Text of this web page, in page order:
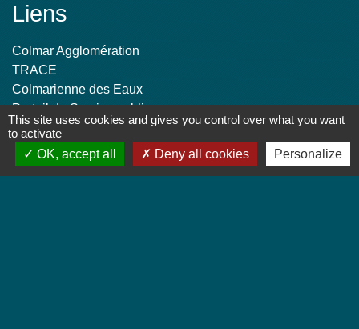
Liens
Colmar Agglomération
TRACE
Colmarienne des Eaux
Portail du Service public
Cadastre
Ville Marraine 1er RCP
This site uses cookies and gives you control over what you want
to activate
OK, accept all
Deny all cookies Personalize